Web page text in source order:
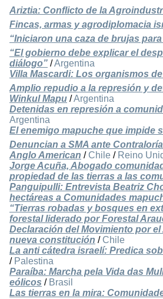
Ariztia: Conflicto de la
Fincas, armas y agrodiplomacia
“Iniciaron una caza de brujas
“El gobierno debe explicar el
diálogo” /Argentina
Villa Mascardi: Los organismos
Amplio repudio a la represión y
Winkul Mapu /Argentina
Detenidas en represión a
Argentina
El enemigo mapuche que impide
Denuncian a SMA ante
Anglo American / Chile / Reino
Jorge Acuña, Abogado
propiedad de las tierras a las
Panguipulli: Entrevista Beatriz
hectáreas a Comunidades
“Tierras robadas y bosques en
forestal liderado por Forestal
Declaración del Movimiento por
nueva constitución / Chile
La anti cátedra israelí: Predica
/ Palestina
Paraíba: Marcha pela Vida das
eólicos / Brasil
Las tierras en la mira: